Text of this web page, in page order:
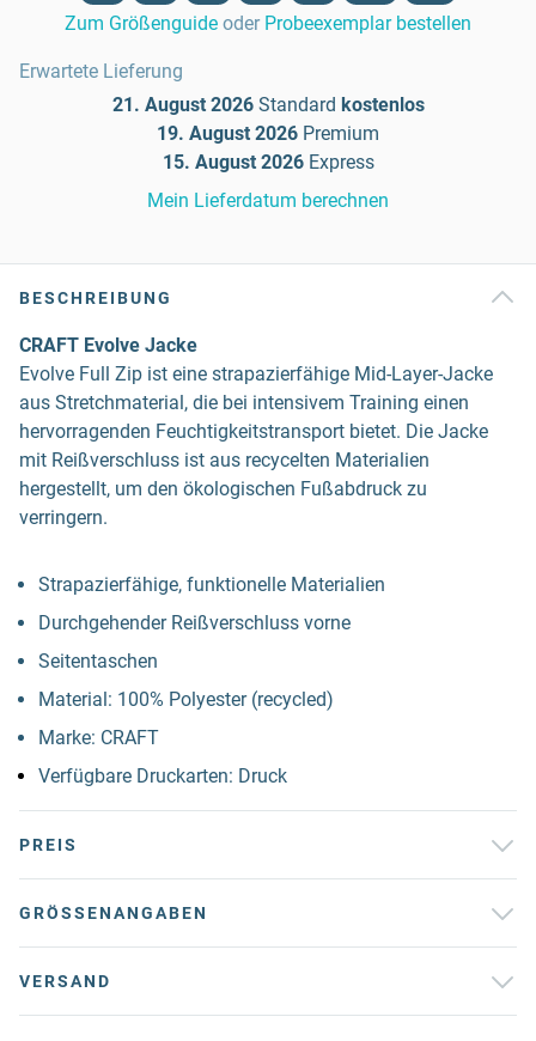
Zum Größenguide oder Probeexemplar bestellen
Erwartete Lieferung
21. August 2026 Standard kostenlos
19. August 2026 Premium
15. August 2026 Express
Mein Lieferdatum berechnen
BESCHREIBUNG
CRAFT Evolve Jacke
Evolve Full Zip ist eine strapazierfähige Mid-Layer-Jacke
aus Stretchmaterial, die bei intensivem Training einen
hervorragenden Feuchtigkeitstransport bietet. Die Jacke
mit Reißverschluss ist aus recycelten Materialien
hergestellt, um den ökologischen Fußabdruck zu
verringern.
Strapazierfähige, funktionelle Materialien
Durchgehender Reißverschluss vorne
Seitentaschen
Material: 100% Polyester (recycled)
Marke: CRAFT
Verfügbare Druckarten: Druck
PREIS
GRÖSSENANGABEN
VERSAND